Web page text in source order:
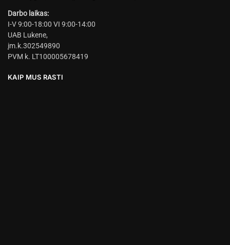
Darbo laikas:
I-V 9:00-18:00 VI 9:00-14:00
UAB Lukene,
įm.k.302549890
PVM k. LT100005678419
KAIP MUS RASTI